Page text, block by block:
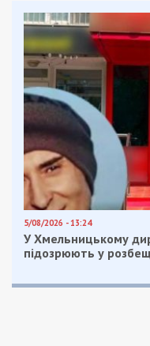
5/08/2026 - 13:24
У Хмельницькому
підозрюють у